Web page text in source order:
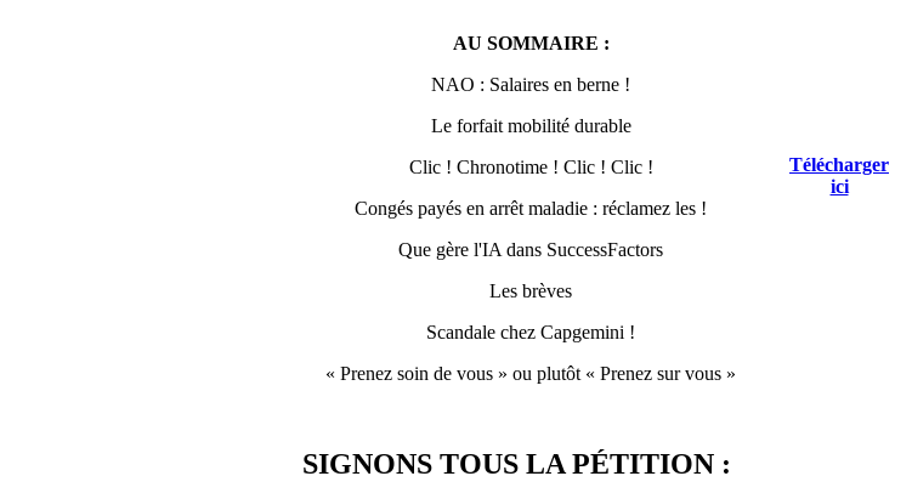
AU SOMMAIRE :
NAO : Salaires en berne !
Le forfait mobilité durable
Clic ! Chronotime ! Clic ! Clic !
Congés payés en arrêt maladie : réclamez les !
Que gère l'IA dans SuccessFactors
Les brèves
Scandale chez Capgemini !
« Prenez soin de vous » ou plutôt « Prenez sur vous »
Télécharger
ici
SIGNONS TOUS LA PÉTITION :